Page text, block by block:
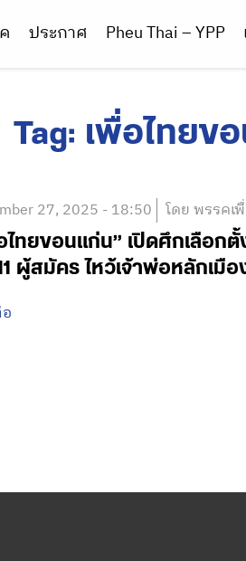
ประกาศ Pheu Thai – YPP
Tag: เพื่อไทยข
27, 2025 - 18:50 โดย พรรคเ
ไทยขอนแก่น” เปิดศึกเลือก
ผู้สมัคร ไหว้เจ้าพ่อหลักเมื